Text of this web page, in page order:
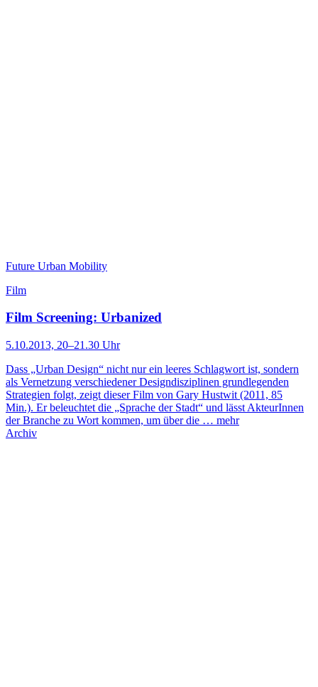
Future Urban Mobility
Film
Film Screening: Urbanized
5.10.2013, 20–21.30 Uhr
Dass „Urban Design“ nicht nur ein leeres Schlagwort ist, sondern
als Vernetzung verschiedener Designdisziplinen grundlegenden
Strategien folgt, zeigt dieser Film von Gary Hustwit (2011, 85
Min.). Er beleuchtet die „Sprache der Stadt“ und lässt AkteurInnen
der Branche zu Wort kommen, um über die … mehr
Archiv